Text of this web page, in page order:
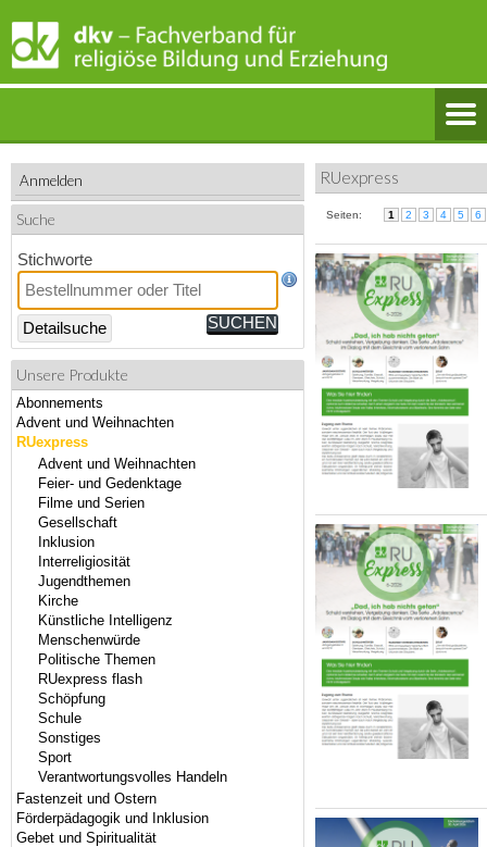
Anmelden
Suche
Stichworte
Detailsuche
Unsere Produkte
Abonnements
Advent und Weihnachten
RUexpress
Advent und Weihnachten
Feier- und Gedenktage
Filme und Serien
Gesellschaft
Inklusion
Interreligiosität
Jugendthemen
Kirche
Künstliche Intelligenz
Menschenwürde
Politische Themen
RUexpress flash
Schöpfung
Schule
Sonstiges
Sport
Verantwortungsvolles Handeln
Fastenzeit und Ostern
Förderpädagogik und Inklusion
Gebet und Spiritualität
RUexpress
Seiten: 1 2 3 4 5 6